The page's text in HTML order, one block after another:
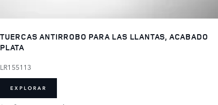
TUERCAS ANTIRROBO PARA LAS LLANTAS, ACABADO
PLATA
LR155113
EXPLORAR